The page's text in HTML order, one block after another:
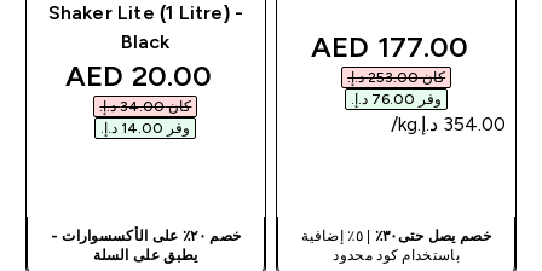
discounted price
177.00 AED‎
كان ‏253.00 د.إ.‏‎
وفر ‏76.00 د.إ.‏‎
خصم يصل حتى٣٠٪
| ٥٪ إضافية
باستخدام كود محدود
Shaker Lite (1 Litre) -
Black
price
20.00 AED‎
كان ‏34.00 د.إ.‏‎
وفر ‏14.00 د.إ.‏‎
خصم ٢٠٪ على الأكسسوارات -
يطبق على السلة